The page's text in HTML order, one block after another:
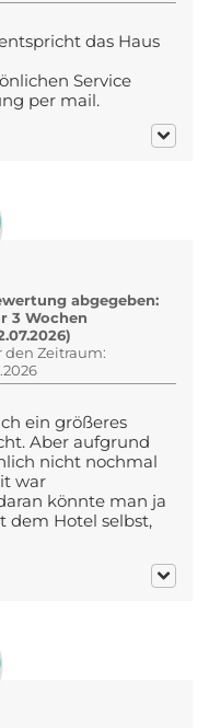
das Haus
Service
per mail.
abgegeben:
3 Wochen
den Zeitraum:
ein größeres
Aber aufgrund
nicht nochmal
war
könnte man ja
dem Hotel selbst,